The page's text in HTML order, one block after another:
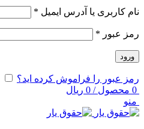
نام کاربری یا آدرس ایمیل *
رمز عبور *
ورود
رمز عبور را فراموش کرده اید؟
0 محصول /
0 ریال
منو